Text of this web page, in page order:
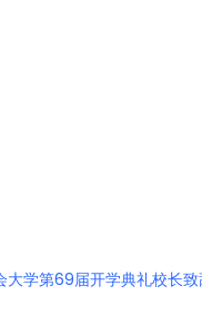
大学第69届开学典礼校长